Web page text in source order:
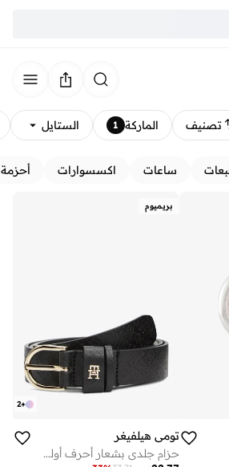
تصنيف الماركة 1 الستايل
ساعات اكسسوارات أحزمة
بريميوم
+
2
تومي هيلفيغر
حزام جلدي بشعار أحرف أولى معدني